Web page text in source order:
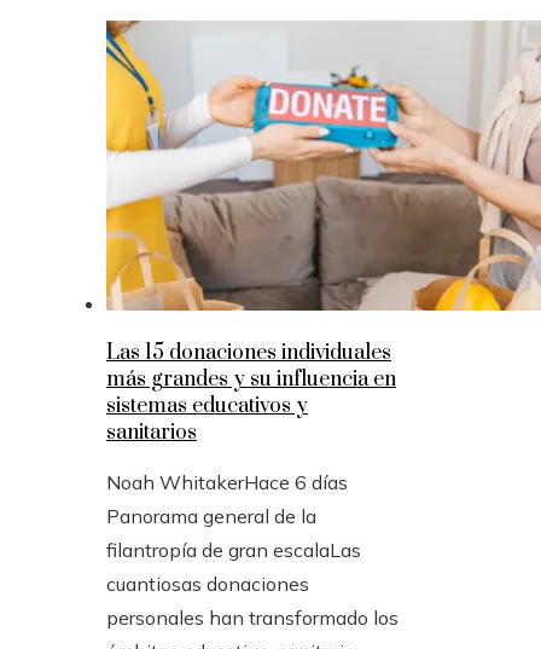
Las 15 donaciones individuales
más grandes y su influencia en
sistemas educativos y
sanitarios
Noah WhitakerHace 6 días
Panorama general de la
filantropía de gran escalaLas
cuantiosas donaciones
personales han transformado los